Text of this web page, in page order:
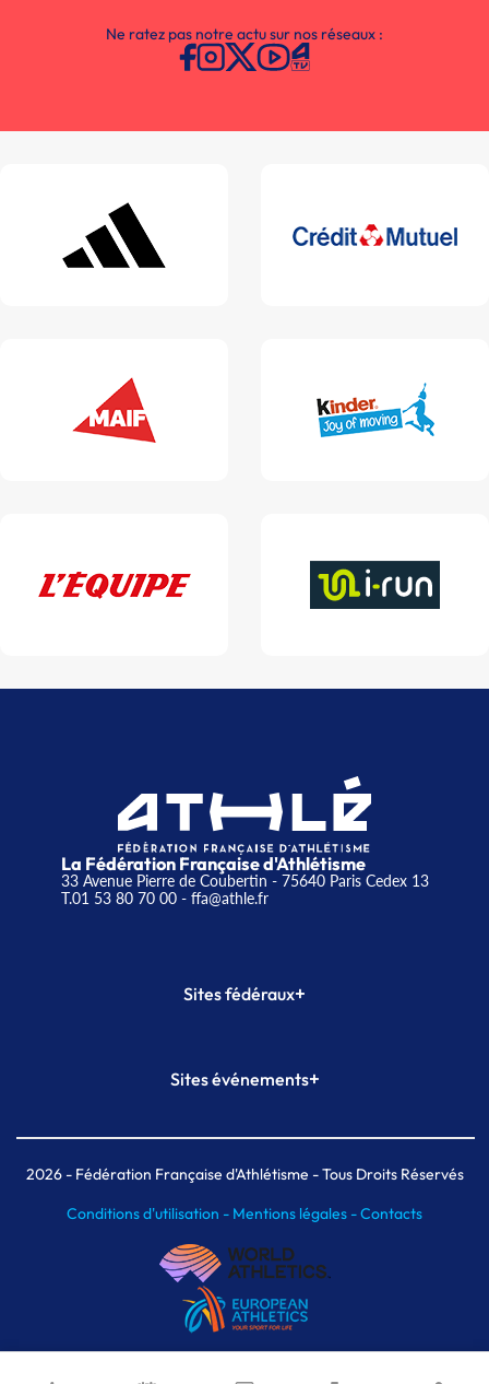
Ne ratez pas notre actu sur nos réseaux :
La Fédération Française d'Athlétisme
33 Avenue Pierre de Coubertin - 75640 Paris Cedex 13
T.01 53 80 70 00- ffa@athle.fr
Sites fédéraux+
Plateforme Formation
Sites événements+
Meeting de Paris indoor
MAIF Ekiden de Paris
2026- Fédération Française d'Athlétisme - Tous Droits Réservés
Conditions d'utilisation - Mentions légales -Contacts